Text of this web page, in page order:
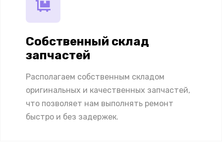
Собственный склад
запчастей
Располагаем собственным складом
оригинальных и качественных запчастей,
что позволяет нам выполнять ремонт
быстро и без задержек.